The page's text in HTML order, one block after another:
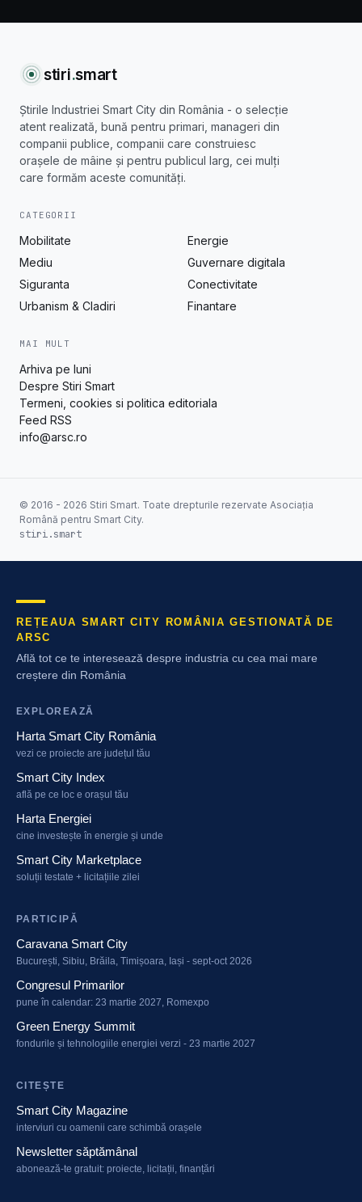
stiri.smart
Știrile Industriei Smart City din România - o selecție
atent realizată, bună pentru primari, manageri din
companii publice, companii care construiesc
orașele de mâine și pentru publicul larg, cei mulți
care formăm aceste comunități.
CATEGORII
Mobilitate
Energie
Mediu
Guvernare digitala
Siguranta
Conectivitate
Urbanism & Cladiri
Finantare
MAI MULT
Arhiva pe luni
Despre Stiri Smart
Termeni, cookies si politica editoriala
Feed RSS
info@arsc.ro
© 2016 - 2026 Stiri Smart. Toate drepturile rezervate Asociația
Română pentru Smart City.
stiri.smart
REȚEAUA SMART CITY ROMÂNIA GESTIONATĂ DE
ARSC
Află tot ce te interesează despre industria cu cea mai mare
creștere din România
EXPLOREAZĂ
Harta Smart City România
vezi ce proiecte are județul tău
Smart City Index
află pe ce loc e orașul tău
Harta Energiei
cine investește în energie și unde
Smart City Marketplace
soluții testate + licitațiile zilei
PARTICIPĂ
Caravana Smart City
București, Sibiu, Brăila, Timișoara, Iași - sept-oct 2026
Congresul Primarilor
pune în calendar: 23 martie 2027, Romexpo
Green Energy Summit
fondurile și tehnologiile energiei verzi - 23 martie 2027
CITEȘTE
Smart City Magazine
interviuri cu oamenii care schimbă orașele
Newsletter săptămânal
abonează-te gratuit: proiecte, licitații, finanțări